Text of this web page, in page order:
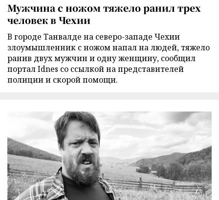
Мужчина с ножом тяжело ранил трех
человек в Чехии
В городе Танвалде на северо-западе Чехии
злоумышленник с ножом напал на людей, тяжело
ранив двух мужчин и одну женщину, сообщил
портал Idnes со ссылкой на представителей
полиции и скорой помощи.